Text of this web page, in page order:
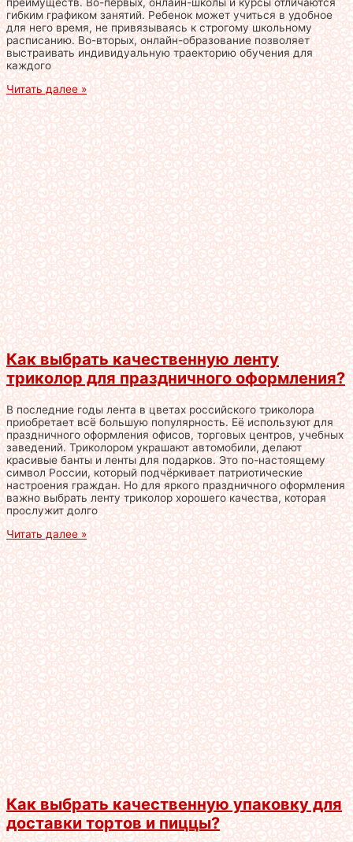
преимуществ. Во-первых, онлайн-школы и курсы отличаются
гибким графиком занятий. Ребенок может учиться в удобное
для него время, не привязываясь к строгому школьному
расписанию. Во-вторых, онлайн-образование позволяет
выстраивать индивидуальную траекторию обучения для
каждого
Читать далее »
Как выбрать качественную ленту
триколор для праздничного оформления?
В последние годы лента в цветах российского триколора
приобретает всё большую популярность. Её используют для
праздничного оформления офисов, торговых центров, учебных
заведений. Триколором украшают автомобили, делают
красивые банты и ленты для подарков. Это по-настоящему
символ России, который подчёркивает патриотические
настроения граждан. Но для яркого праздничного оформления
важно выбрать ленту триколор хорошего качества, которая
прослужит долго
Читать далее »
Как выбрать качественную упаковку для
доставки тортов и пиццы?